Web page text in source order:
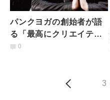
パンクヨガの創始者が語
る「最高にクリエイティ
ブな生き方」とは
0
3